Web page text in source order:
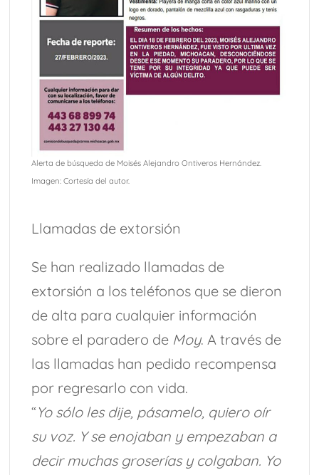
Alerta de búsqueda de Moisés Alejandro Ontiveros Hernández.
Imagen: Cortesía del autor.
Llamadas de extorsión
Se han realizado llamadas de
extorsión a los teléfonos que se dieron
de alta para cualquier información
sobre el paradero de Moy. A través de
las llamadas han pedido recompensa
por regresarlo con vida.
“Yo sólo les dije, pásamelo, quiero oír
su voz. Y se enojaban y empezaban a
decir muchas groserías y colgaban. Yo